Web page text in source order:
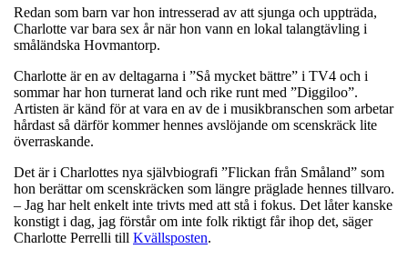
Redan som barn var hon intresserad av att sjunga och uppträda,
Charlotte var bara sex år när hon vann en lokal talangtävling i
småländska Hovmantorp.
Charlotte är en av deltagarna i ”Så mycket bättre” i TV4 och i
sommar har hon turnerat land och rike runt med ”Diggiloo”.
Artisten är känd för at vara en av de i musikbranschen som arbetar
hårdast så därför kommer hennes avslöjande om scenskräck lite
överraskande.
Det är i Charlottes nya självbiografi ”Flickan från Småland” som
hon berättar om scenskräcken som längre präglade hennes tillvaro.
– Jag har helt enkelt inte trivts med att stå i fokus. Det låter kanske
konstigt i dag, jag förstår om inte folk riktigt får ihop det, säger
Charlotte Perrelli till Kvällsposten.